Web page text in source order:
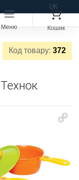
UK
Меню Кошик
Код товару: 372